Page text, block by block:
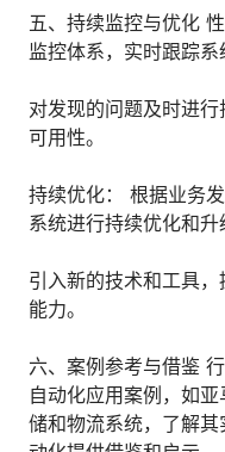
五、持续监控与优化
监控体系，实时跟踪系
对发现的问题及时进
可用性。
持续优化： 根据业务
系统进行持续优化和升
引入新的技术和工具
能力。
六、案例参考与借鉴
自动化应用案例，如
储和物流系统，了解